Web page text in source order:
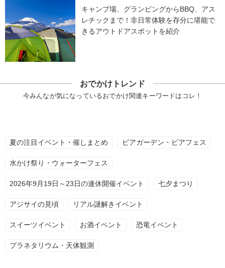
キャンプ場、グランピングからBBQ、アス
レチックまで！非日常体験を存分に堪能で
きるアウトドアスポットを紹介
おでかけトレンド
今みんなが気になっているおでかけ関連キーワードはコレ！
夏の注目イベント・催しまとめ ビアガーデン・ビアフェス
水かけ祭り・ウォーターフェス
2026年9月19日～23日の連休開催イベント 七夕まつり
アジサイの見頃 リアル謎解きイベント
スイーツイベント お酒イベント 恐竜イベント
プラネタリウム・天体観測